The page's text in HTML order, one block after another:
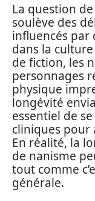
La question de
soulève des
influencés par
dans la
de fiction, les
personnages
physique
longévité
essentiel de
cliniques pour
En réalité, la
de nanisme
tout comme
générale.